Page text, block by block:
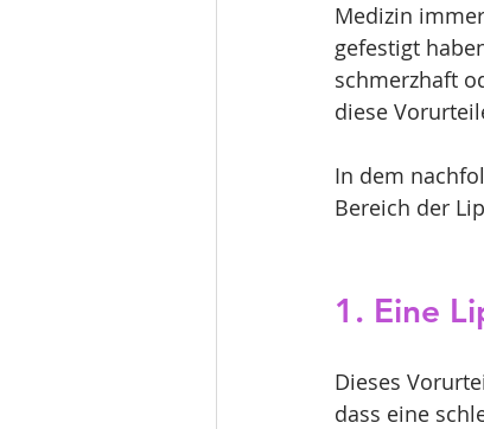
Medizin
gefestigt
schmerzhaft
diese
In dem
Bereich der
1. Eine
Dieses
dass eine